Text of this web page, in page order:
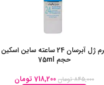
کرم ژل آبرسان 24 ساعته ساین اسکین
حجم 75ml
845,000 تومان 718,200 تومان